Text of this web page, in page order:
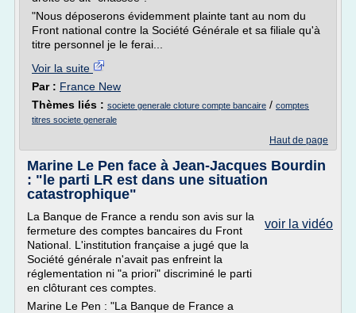
"Nous déposerons évidemment plainte tant au nom du
Front national contre la Société Générale et sa filiale qu'à
titre personnel je le ferai...
Voir la suite
Par : France New
Thèmes liés : societe generale cloture compte bancaire / comptes
titres societe generale
Haut de page
Marine Le Pen face à Jean-Jacques Bourdin
: "le parti LR est dans une situation
catastrophique"
voir la vidéo
La Banque de France a rendu son avis sur la
fermeture des comptes bancaires du Front
National. L'institution française a jugé que la
Société générale n'avait pas enfreint la
réglementation ni "a priori" discriminé le parti
en clôturant ces comptes.
Marine Le Pen : "La Banque de France a